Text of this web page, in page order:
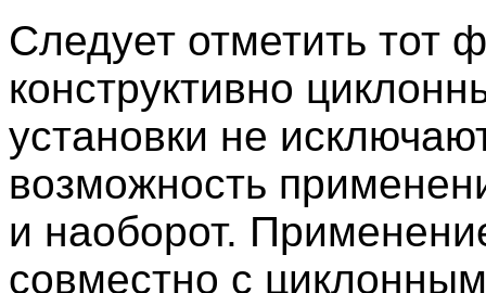
Следует отметить тот
конструктивно
установки не
возможность
и наоборот.
совместно с